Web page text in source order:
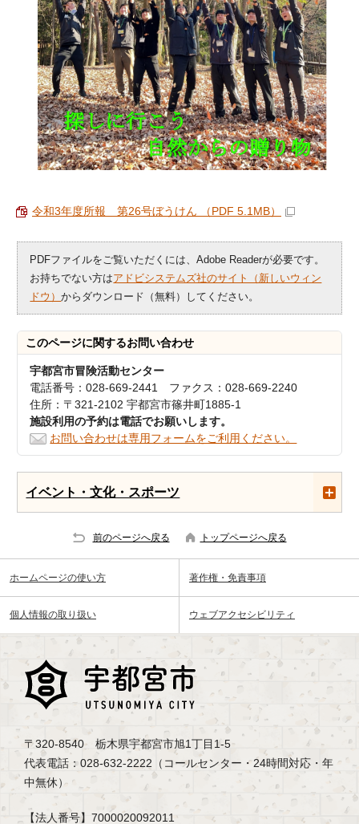
令和3年度所報 第26号ぼうけん （PDF 5.1MB）
PDFファイルをご覧いただくには、Adobe Readerが必要です。
お持ちでない方はアドビシステムズ社のサイト（新しいウィン
ドウ）からダウンロード（無料）してください。
このページに関するお問い合わせ
宇都宮市冒険活動センター
電話番号：028-669-2441 ファクス：028-669-2240
住所：〒321-2102 宇都宮市篠井町1885-1
施設利用の予約は電話でお願いします。
お問い合わせは専用フォームをご利用ください。
イベント・文化・スポーツ
前のページへ戻る トップページへ戻る
ホームページの使い方 著作権・免責事項
個人情報の取り扱い ウェブアクセシビリティ
〒320-8540 栃木県宇都宮市旭1丁目1-5
代表電話：028-632-2222（コールセンター・24時間対応・年
中無休）
【法人番号】7000020092011